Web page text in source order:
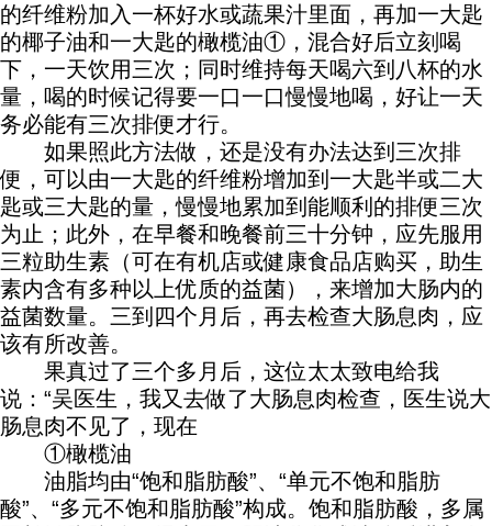
的纤维粉加入一杯好水或蔬果汁里面，再加一大匙
的椰子油和一大匙的橄榄油①，混合好后立刻喝
下，一天饮用三次；同时维持每天喝六到八杯的水
量，喝的时候记得要一口一口慢慢地喝，好让一天
务必能有三次排便才行。
如果照此方法做，还是没有办法达到三次排
便，可以由一大匙的纤维粉增加到一大匙半或二大
匙或三大匙的量，慢慢地累加到能顺利的排便三次
为止；此外，在早餐和晚餐前三十分钟，应先服用
三粒助生素（可在有机店或健康食品店购买，助生
素内含有多种以上优质的益菌），来增加大肠内的
益菌数量。三到四个月后，再去检查大肠息肉，应
该有所改善。
果真过了三个多月后，这位太太致电给我
说：“吴医生，我又去做了大肠息肉检查，医生说大
肠息肉不见了，现在
①橄榄油
油脂均由“饱和脂肪酸”、“单元不饱和脂肪
酸”、“多元不饱和脂肪酸”构成。饱和脂肪酸，多属